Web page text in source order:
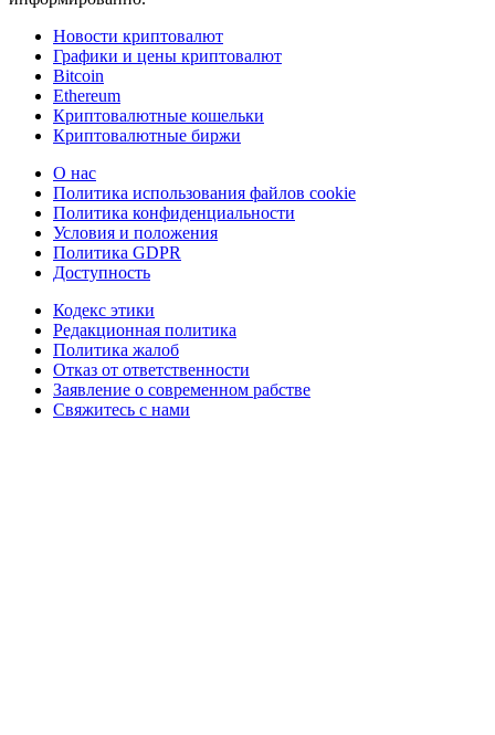
Новости криптовалют
Графики и цены криптовалют
Bitcoin
Ethereum
Криптовалютные кошельки
Криптовалютные биржи
О нас
Политика использования файлов cookie
Политика конфиденциальности
Условия и положения
Политика GDPR
Доступность
Кодекс этики
Редакционная политика
Политика жалоб
Отказ от ответственности
Заявление о современном рабстве
Свяжитесь с нами